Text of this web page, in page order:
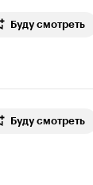
Буду смотреть
Буду смотреть